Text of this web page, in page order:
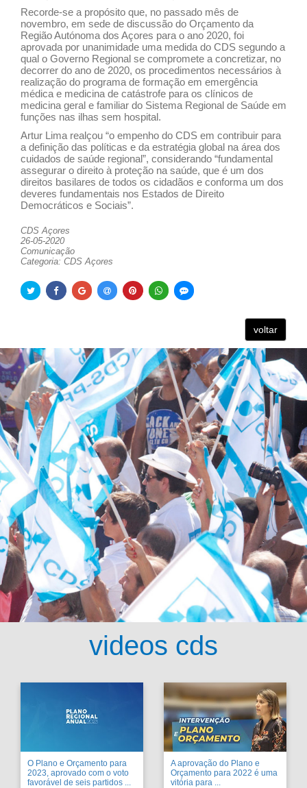
Recorde-se a propósito que, no passado mês de
novembro, em sede de discussão do Orçamento da
Região Autónoma dos Açores para o ano 2020, foi
aprovada por unanimidade uma medida do CDS segundo a
qual o Governo Regional se compromete a concretizar, no
decorrer do ano de 2020, os procedimentos necessários à
realização do programa de formação em emergência
médica e medicina de catástrofe para os clínicos de
medicina geral e familiar do Sistema Regional de Saúde em
funções nas ilhas sem hospital.
Artur Lima realçou “o empenho do CDS em contribuir para
a definição das políticas e da estratégia global na área dos
cuidados de saúde regional”, considerando “fundamental
assegurar o direito à proteção na saúde, que é um dos
direitos basilares de todos os cidadãos e conforma um dos
deveres fundamentais nos Estados de Direito
Democráticos e Sociais”.
CDS Açores
26-05-2020
Comunicação
Categoria: CDS Açores
voltar
videos cds
O Plano e Orçamento para
2023, aprovado com o voto
favorável de seis partidos ...
A aprovação do Plano e
Orçamento para 2022 é uma
vitória para ...